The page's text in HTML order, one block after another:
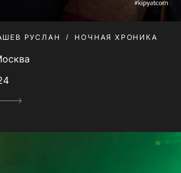
РУСЛАН НОЧНАЯ ХРОНИКА